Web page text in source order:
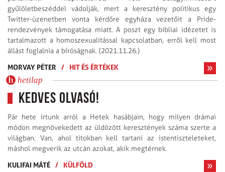
gyűlöletbeszéddel vádolják, mert a keresztény politikus egy
Twitter-üzenetben vonta kérdőre egyháza vezetőit a Pride-
rendezvények támogatása miatt. A poszt egy bibliai idézetet is
tartalmazott a homoszexualitással kapcsolatban, erről kell most
állást foglalnia a bíróságnak. (2021.11.26.)
MORVAY PÉTER
/ HIT ÉS ÉRTÉKEK
hetilap
Kedves Olvasó!
Pár hete írtunk arról a Hetek hasábjain, hogy milyen drámai
módon megnövekedett az üldözött keresztények száma szerte a
világban. Van, ahol titokban kell tartani az istentiszteleteket,
máshol megverik az utcán azokat, akik megtérnek.
KULIFAI MÁTÉ / KÜLFÖLD